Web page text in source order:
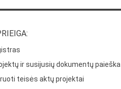
ir susijusių dokumentų paieška
teisės aktų projektai